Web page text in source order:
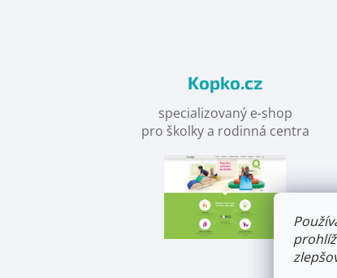
Kopko.cz
specializovaný e-shop
pro školky a rodinná centra